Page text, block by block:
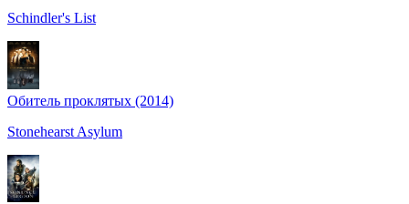
Schindler's List
Обитель проклятых (2014)
Stonehearst Asylum